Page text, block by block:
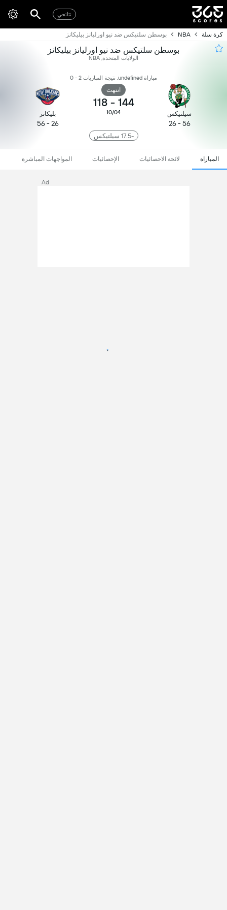
نتائجي
كرة سلة NBA بوسطن سلتيكس ضد نيو اورليانز بيليكانز
بوسطن سلتيكس ضد نيو اورليانز بيليكانز
الولايات المتحدة, NBA
مباراة undefined, نتيجة المباريات 2 - 0
سيلتيكس
56 - 26
انتهت
144
-
118
10/04 بليكانز
26 - 56
-17.5 سيلتيكس
المباراة لائحة الاحصائيات الإحصائيات المواجهات المباشرة
Ad